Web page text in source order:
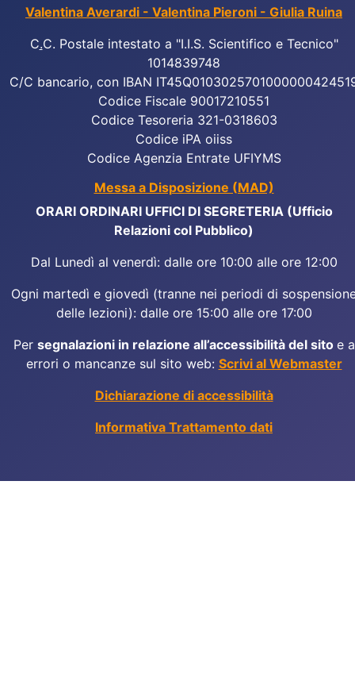
Valentina Averardi - Valentina Pieroni - Giulia Ruina
C.C. Postale intestato a "I.I.S. Scientifico e Tecnico"
1014839748
C/C bancario, con IBAN
Codice Fiscale 90017210551
Codice Tesoreria 321-0318603
Codice iPA oiiss
Codice Agenzia Entrate UFIYMS
Messa a Disposizione (MAD)
ORARI ORDINARI UFFICI DI SEGRETERIA (Ufficio
Relazioni col Pubblico)
Dal Lunedì al venerdì: dalle ore 10:00 alle ore 12:00
Ogni martedì e giovedì (tranne nei periodi di
delle lezioni): dalle ore 15:00 alle ore 17:00
Per segnalazioni in relazione all’accessibilità del sito e a
errori o mancanze sul sito web: Scrivi al Webmaster
Dichiarazione di accessibilità
Informativa Trattamento dati